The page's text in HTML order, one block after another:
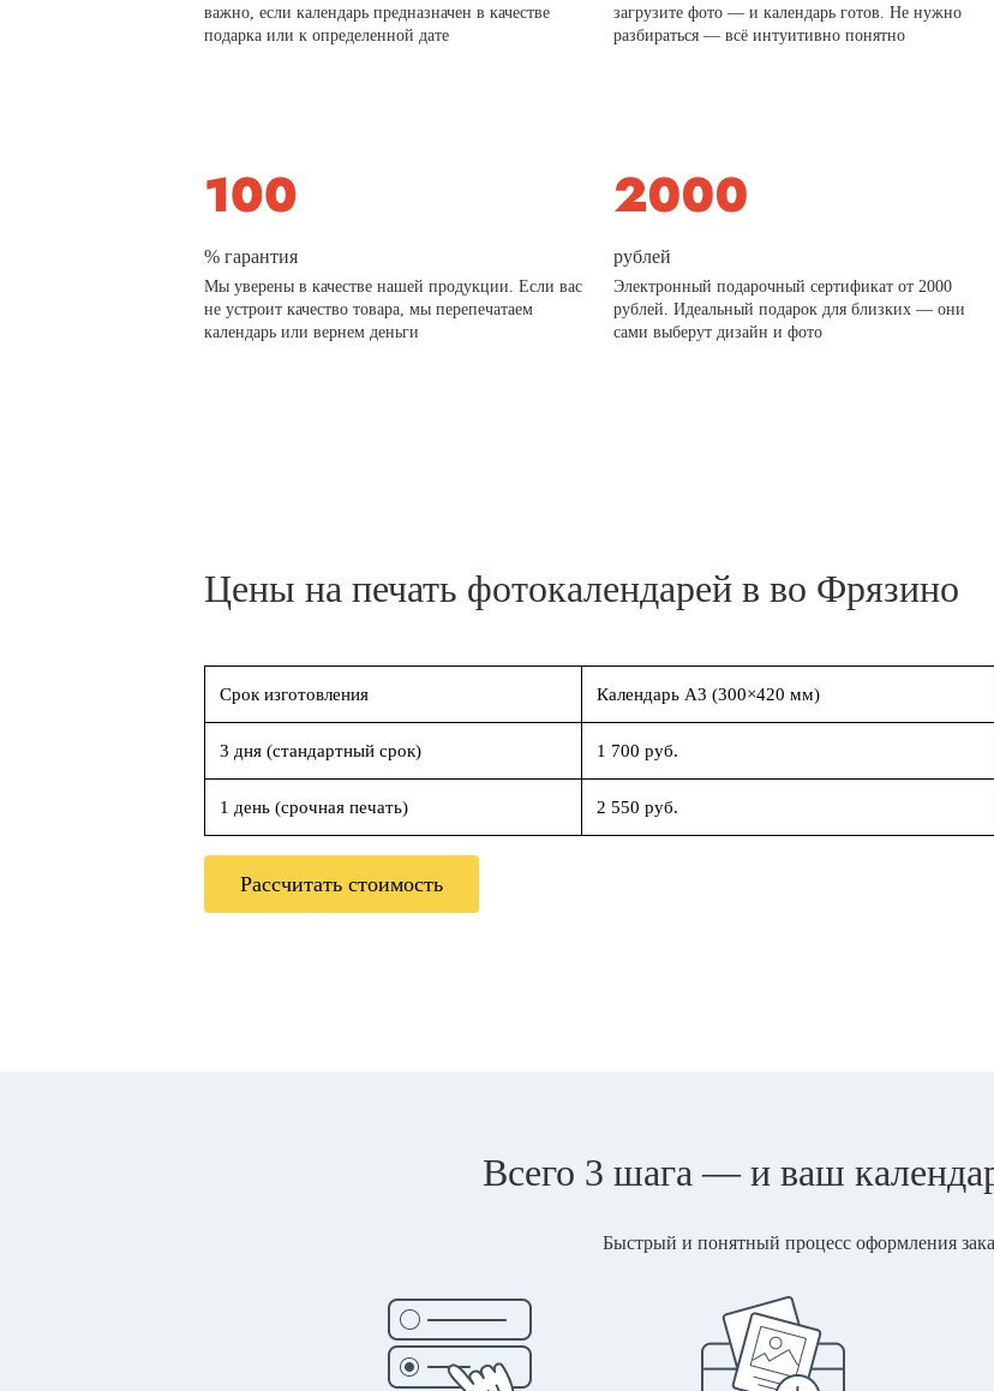
важно, если календарь предназначен в качестве
подарка или к определенной дате
загрузите фото — и календарь готов. Не нужно
разбираться — всё интуитивно понятно
% гарантия
Мы уверены в качестве нашей продукции. Если вас
не устроит качество товара, мы перепечатаем
календарь или вернем деньги
рублей
Электронный подарочный сертификат от 2000
рублей. Идеальный подарок для близких — они
сами выберут дизайн и фото
Цены на печать фотокалендарей в во Фрязино
Срок изготовления Календарь А3 (300×420 мм)
3 дня (стандартный срок) 1 700 руб.
1 день (срочная печать) 2 550 руб.
Рассчитать стоимость
Всего 3 шага — и ваш
Быстрый и понятный процесс оформления